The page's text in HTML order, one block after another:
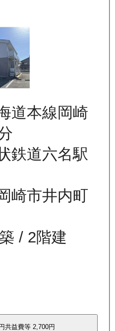
道本線岡崎
鉄道六名駅
崎市井内町
/ 2階建
共益費等 2,700円